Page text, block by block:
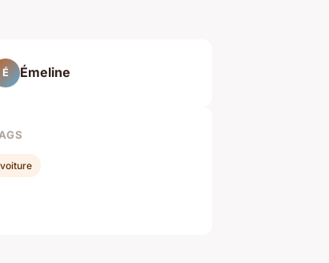
É Émeline
voiture